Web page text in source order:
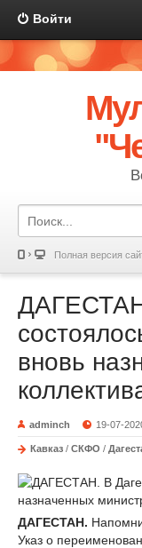
Войти
Полная версия
вновь
adminch 19-07-
Кавказ / СКФО /
ДАГЕСТАН.
Указ о